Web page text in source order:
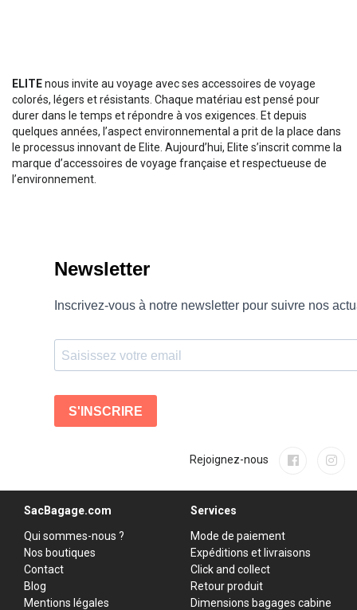
ELITEnous invite au voyage avec ses accessoires de voyage
colorés, légers et résistants. Chaque matériau est pensé pour
durer dans le temps et répondre à vos exigences. Et depuis
quelques années, l’aspect environnemental a prit de la place dans
le processus innovant de Elite. Aujourd’hui, Elite s’inscrit comme la
marque d’accessoires de voyage française et respectueuse de
l’environnement.
Rejoignez-nous
SacBagage.com
Qui sommes-nous ?
Nos boutiques
Contact
Blog
Mentions légales
Services
Mode de paiement
Expéditions et livraisons
Click and collect
Retour produit
Dimensions bagages cabine